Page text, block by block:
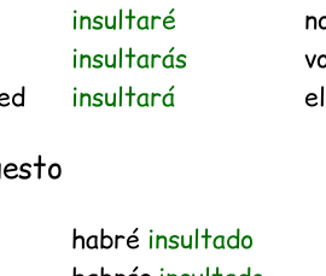
insultaré
insultarás
insultará
habré insultado